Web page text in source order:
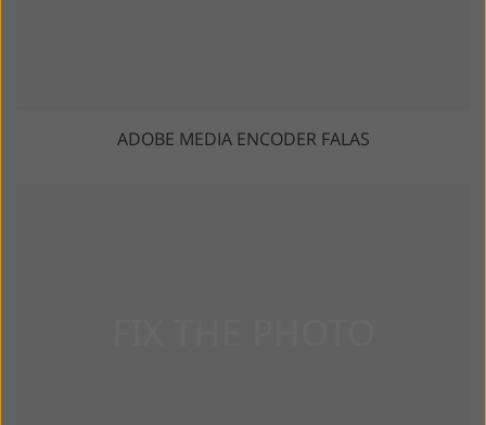
ADOBE MEDIA ENCODER FALAS